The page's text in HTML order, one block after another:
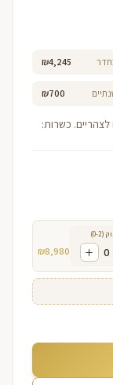
₪4,245
₪700
לצהריים. כשרות:
(0-2)
0
₪8,980